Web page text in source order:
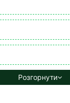
Розгорнути